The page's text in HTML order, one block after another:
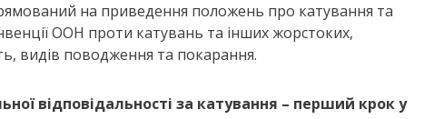
на приведення положень про катування та
ООН проти катувань та інших жорстоких,
видів поводження та покарання.
відповідальності за катування – перший крок у